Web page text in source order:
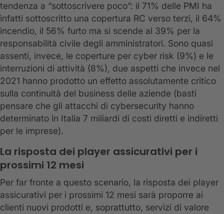
tendenza a “sottoscrivere poco”: il 71% delle PMI ha
infatti sottoscritto una copertura RC verso terzi, il 64%
incendio, il 56% furto ma si scende al 39% per la
responsabilità civile degli amministratori. Sono quasi
assenti, invece, le coperture per cyber risk (9%) e le
interruzioni di attività (8%), due aspetti che invece nel
2021 hanno prodotto un effetto assolutamente critico
sulla continuità del business delle aziende (basti
pensare che gli attacchi di cybersecurity hanno
determinato in Italia 7 miliardi di costi diretti e indiretti
per le imprese).
La risposta dei player assicurativi per i
prossimi 12 mesi
Per far fronte a questo scenario, la risposta dei player
assicurativi per i prossimi 12 mesi sarà proporre ai
clienti nuovi prodotti e, soprattutto, servizi di valore